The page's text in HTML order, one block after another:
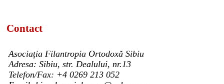
Contact
Asociația Filantropia Ortodoxă Sibiu
Adresa: Sibiu, str. Dealului, nr.13
Telefon/Fax: +4 0269 213 052